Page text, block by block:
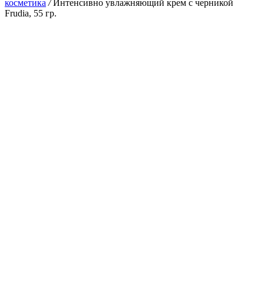
косметика / Интенсивно увлажняющий крем с черникой
Frudia, 55 гр.